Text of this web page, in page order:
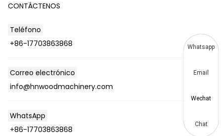
CONTÁCTENOS
Teléfono
+86-17703863868
Correo electrónico
info@hnwoodmachinery.com
WhatsApp
+86-17703863868
Whatsapp
Email
Wechat
Chat